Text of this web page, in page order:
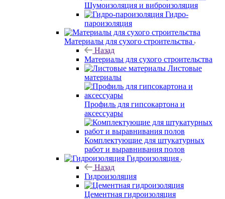
Шумоизоляция и виброизоляция
Гидро-
пароизоляция
Материалы для сухого строительства
Назад
Материалы для сухого строительства
Листовые
материалы
Профиль для гипсокартона и
аксессуары
Комплектующие для штукатурных
работ и выравнивания полов
Гидроизоляция
Назад
Гидроизоляция
Цементная гидроизоляция